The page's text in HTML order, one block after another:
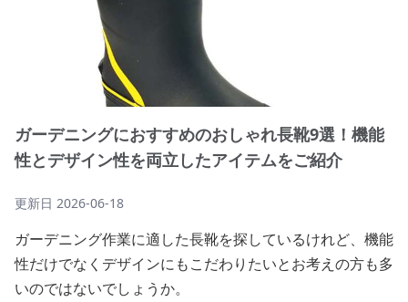
ガーデニングにおすすめのおしゃれ長靴9選！機能
性とデザイン性を両立したアイテムをご紹介
更新日 2026-06-18
ガーデニング作業に適した長靴を探しているけれど、機能
性だけでなくデザインにもこだわりたいとお考えの方も多
いのではないでしょうか。